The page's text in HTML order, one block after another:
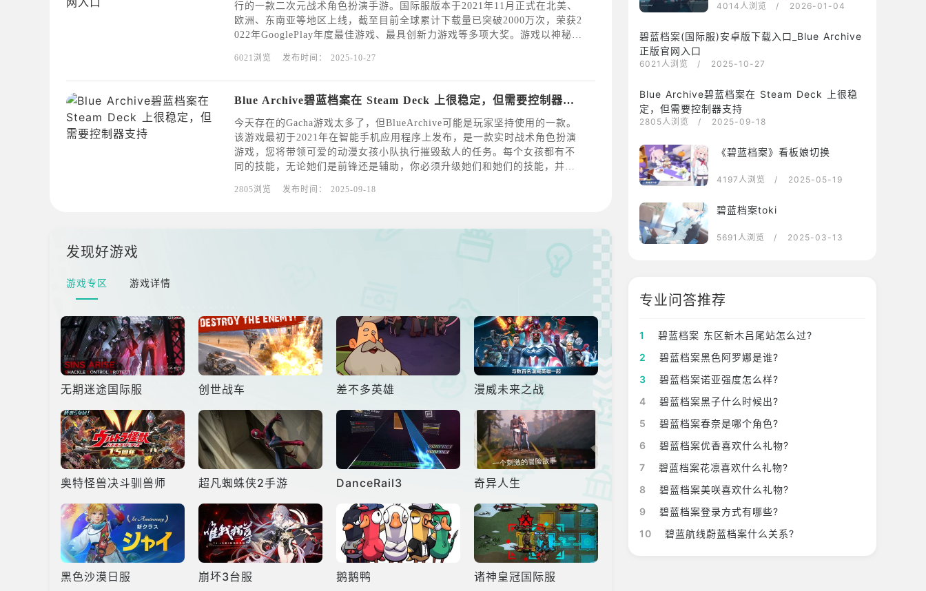
行的一款二次元战术角色扮演手游。国际服版本于2021年11月正式在北美、
欧洲、东南亚等地区上线，截至目前全球累计下载量已突破2000万次，荣获2
022年GooglePlay年度最佳游戏、最具创新力游戏等多项大奖。游戏以神秘的
uot;，带领
6021浏览 发布时间： 2025-10-27
Blue Archive碧蓝档案在 Steam Deck 上很稳定，但需要控制器支持
今天存在的Gacha游戏太多了，但BlueArchive可能是玩家坚持使用的一款。
该游戏最初于2021年在智能手机应用程序上发布，是一款实时战术角色扮演
游戏，您将带领可爱的动漫女孩小队执行摧毁敌人的任务。每个女孩都有不
同的技能，无论她们是前锋还是辅助，你必须升级她们和她们的技能，并为
——3D战斗以及您必须利用技能来治疗、造成更多伤害并
2805浏览 发布时间： 2025-09-18
发现好游戏
游戏专区 游戏详情
无期迷途国际服 创世战车 差不多英雄 漫威未来之战
奥特怪兽决斗驯兽师 超凡蜘蛛侠2手游 DanceRail3 奇异人生
黑色沙漠日服 崩坏3台服 鹅鹅鸭 诸神皇冠国际服
4014人浏览 / 2026-01-04
碧蓝档案(国际服)安卓版下载入口_Blue Archive
正版官网入口
6021人浏览 / 2025-10-27
Blue Archive碧蓝档案在 Steam Deck 上很稳
定，但需要控制器支持
2805人浏览 / 2025-09-18
《碧蓝档案》看板娘切换
4197人浏览 / 2025-05-19
碧蓝档案toki
5691人浏览 / 2025-03-13
专业问答推荐
1
碧蓝档案 东区新木吕尾站怎么过?
2
碧蓝档案黑色阿罗娜是谁?
3
碧蓝档案诺亚强度怎么样?
4
碧蓝档案黑子什么时候出?
5
碧蓝档案春奈是哪个角色?
6
碧蓝档案优香喜欢什么礼物?
7
碧蓝档案花凛喜欢什么礼物?
8
碧蓝档案美咲喜欢什么礼物?
9
碧蓝档案登录方式有哪些?
10
碧蓝航线蔚蓝档案什么关系?